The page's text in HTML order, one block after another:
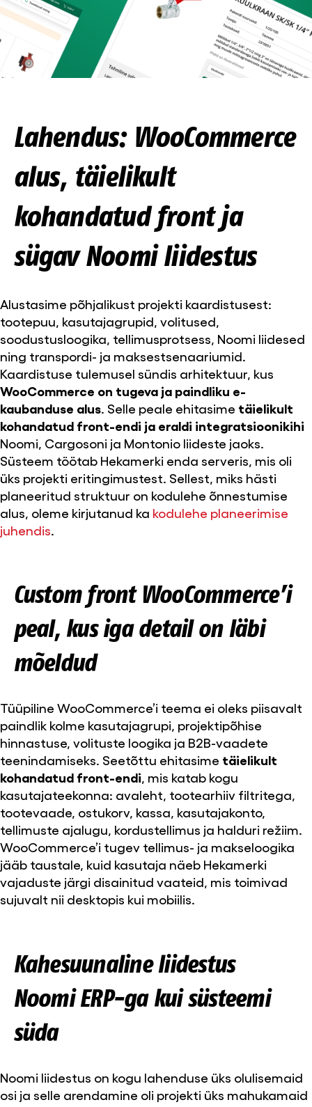
Lahendus: WooCommerce
alus, täielikult
kohandatud front ja
sügav Noomi liidestus
Alustasime põhjalikust projekti kaardistusest:
tootepuu, kasutajagrupid, volitused,
soodustusloogika, tellimusprotsess, Noomi liidesed
ning transpordi- ja maksestsenaariumid.
Kaardistuse tulemusel sündis arhitektuur, kus
WooCommerce on tugeva ja paindliku e-
kaubanduse alus. Selle peale ehitasime täielikult
kohandatud front-endi ja eraldi integratsioonikihi
Noomi, Cargosoni ja Montonio liideste jaoks.
Süsteem töötab Hekamerki enda serveris, mis oli
üks projekti eritingimustest. Sellest, miks hästi
planeeritud struktuur on kodulehe õnnestumise
alus, oleme kirjutanud ka kodulehe planeerimise
juhendis.
Custom front WooCommerce’i
peal, kus iga detail on läbi
mõeldud
Tüüpiline WooCommerce’i teema ei oleks piisavalt
paindlik kolme kasutajagrupi, projektipõhise
hinnastuse, volituste loogika ja B2B-vaadete
teenindamiseks. Seetõttu ehitasime täielikult
kohandatud front-endi , mis katab kogu
kasutajateekonna: avaleht, tootearhiiv filtritega,
tootevaade, ostukorv, kassa, kasutajakonto,
tellimuste ajalugu, kordustellimus ja halduri režiim.
WooCommerce’i tugev tellimus- ja makseloogika
jääb taustale, kuid kasutaja näeb Hekamerki
vajaduste järgi disainitud vaateid, mis toimivad
sujuvalt nii desktopis kui mobiilis.
Kahesuunaline liidestus
Noomi ERP-ga kui süsteemi
süda
Noomi liidestus on kogu lahenduse üks olulisemaid
osi ja selle arendamine oli projekti üks mahukamaid